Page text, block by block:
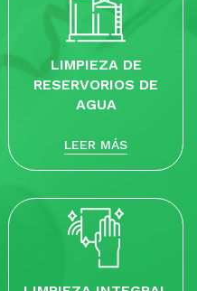
LIMPIEZA DE
RESERVORIOS DE
AGUA
LEER MÁS